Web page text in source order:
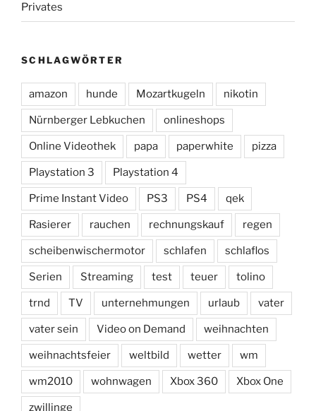
Privates
SCHLAGWÖRTER
amazon hunde Mozartkugeln nikotin
Nürnberger Lebkuchen onlineshops
Online Videothek papa paperwhite pizza
Playstation 3 Playstation 4
Prime Instant Video PS3 PS4 qek
Rasierer rauchen rechnungskauf regen
scheibenwischermotor schlafen schlaflos
Serien Streaming test teuer tolino
trnd TV unternehmungen urlaub vater
vater sein Video on Demand weihnachten
weihnachtsfeier weltbild wetter wm
wm2010 wohnwagen Xbox 360 Xbox One
zwillinge